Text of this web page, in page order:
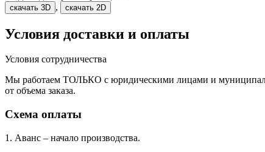
скачать 3D , скачать 2D
Условия доставки и оплаты
Условия сотрудничества
Мы работаем ТОЛЬКО с юридическими лицами и
от объема заказа.
Схема оплаты
1. Аванс – начало производства.